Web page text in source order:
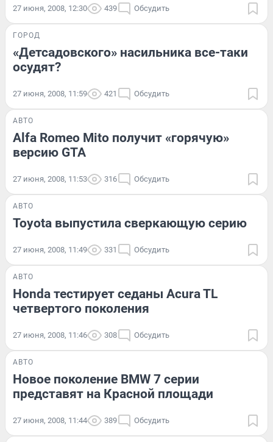
27 июня, 2008, 12:30 439 Обсудить
ГОРОД
«Детсадовского» насильника все-таки
осудят?
27 июня, 2008, 11:59 421 Обсудить
АВТО
Alfa Romeo Mito получит «горячую»
версию GTA
27 июня, 2008, 11:53 316 Обсудить
АВТО
Toyota выпустила сверкающую серию
27 июня, 2008, 11:49 331 Обсудить
АВТО
Honda тестирует седаны Acura TL
четвертого поколения
27 июня, 2008, 11:46 308 Обсудить
АВТО
Новое поколение BMW 7 серии
представят на Красной площади
27 июня, 2008, 11:44 389 Обсудить